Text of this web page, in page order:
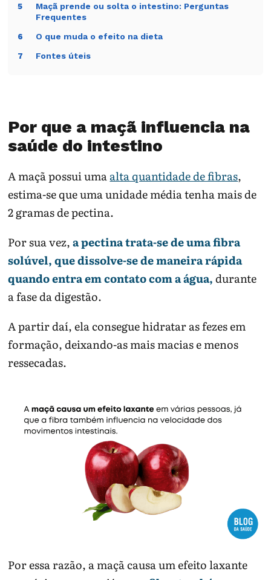
5
Maçã prende ou solta o intestino: Perguntas
Frequentes
6 O que muda o efeito na dieta
7 Fontes úteis
Por que a maçã influencia na
saúde do intestino
A maçã possui umaalta quantidade de fibras,
estima-se que uma unidade média tenha mais de
2 gramas de pectina.
Por sua vez,a pectina trata-se de uma fibra
solúvel, que dissolve-se de maneira rápida
quando entra em contato com a água,durante
a fase da digestão.
A partir daí, ela consegue hidratar as fezes em
formação, deixando-as mais macias e menos
ressecadas.
Por essa razão, a maçã causa um efeito laxante